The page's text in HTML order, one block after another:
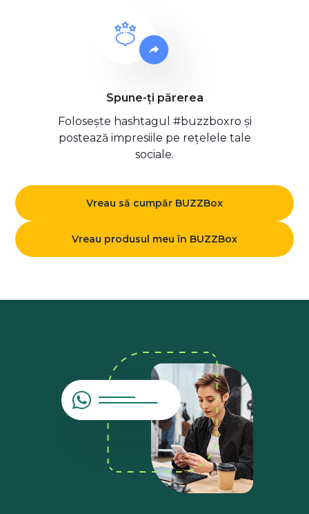
Spune-ți părerea
Folosește hashtagul #buzzboxro și
postează impresiile pe rețelele tale
sociale.
Vreau să cumpăr BUZZBox
Vreau produsul meu în BUZZBox